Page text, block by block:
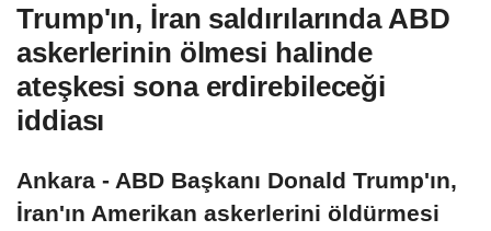
Trump'ın, İran saldırılarında ABD
askerlerinin ölmesi halinde
ateşkesi sona erdirebileceği
iddiası
Ankara - ABD Başkanı Donald Trump'ın,
İran'ın Amerikan askerlerini öldürmesi